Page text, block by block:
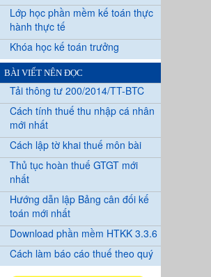
Lớp học phần mềm kế toán thực
hành thực tế
Khóa học kế toán trưởng
BÀI VIẾT NÊN ĐỌC
Tải thông tư 200/2014/TT-BTC
Cách tính thuế thu nhập cá nhân
mới nhất
Cách lập tờ khai thuế môn bài
Thủ tục hoàn thuế GTGT mới
nhất
Hướng dẫn lập Bảng cân đối kế
toán mới nhất
Download phần mềm HTKK 3.3.6
Cách làm báo cáo thuế theo quý